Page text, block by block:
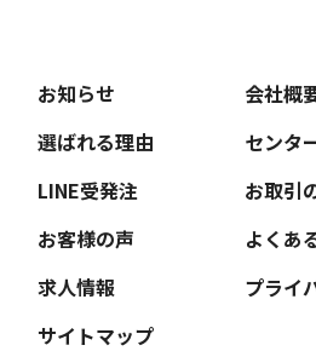
お知らせ
会社概
選ばれる理由
センタ
LINE受発注
お取引
お客様の声
よくあ
求人情報
プライ
サイトマップ